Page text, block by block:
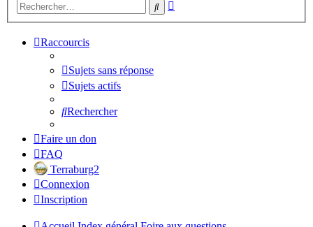
Rechercher
Raccourcis
Sujets sans réponse
Sujets actifs
Rechercher
Faire un don
FAQ
Terraburg2
Connexion
Inscription